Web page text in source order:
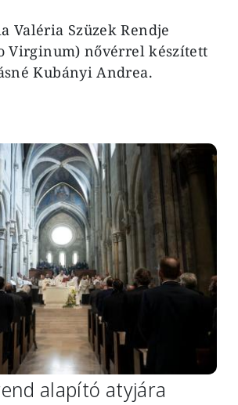
Valéria Szüzek Rendje
Virginum) nővérrel készített
Kubányi Andrea.
alapító atyjára